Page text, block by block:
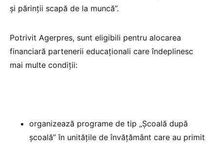
și părinții scapă de la muncă”.
Potrivit Agerpres, sunt eligibili pentru alocarea
financiară partenerii educaționali care îndeplinesc
mai multe condiții:
organizează programe de tip „Şcoală după
şcoală” în unităţile de învăţământ care au primit